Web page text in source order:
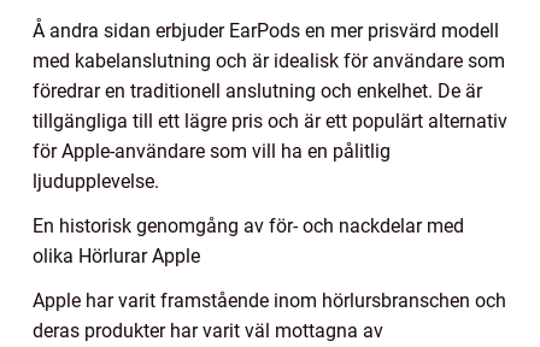
Å andra sidan erbjuder EarPods en mer prisvärd modell
med kabelanslutning och är idealisk för användare som
föredrar en traditionell anslutning och enkelhet. De är
tillgängliga till ett lägre pris och är ett populärt alternativ
för Apple-användare som vill ha en pålitlig
ljudupplevelse.
En historisk genomgång av för- och nackdelar med
olika Hörlurar Apple
Apple har varit framstående inom hörlursbranschen och
deras produkter har varit väl mottagna av